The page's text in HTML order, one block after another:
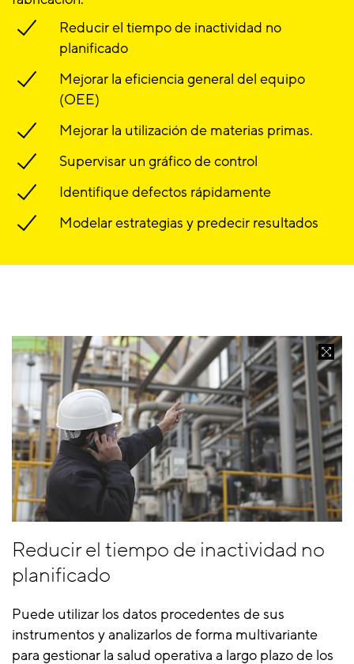
Reducir el tiempo de inactividad no
planificado
Mejorar la eficiencia general del equipo
(OEE)
Mejorar la utilización de materias primas.
Supervisar un gráfico de control
Identifique defectos rápidamente
Modelar estrategias y predecir resultados
Reducir el tiempo de inactividad no
planificado
Puede utilizar los datos procedentes de sus
instrumentos y analizarlos de forma multivariante
para gestionar la salud operativa a largo plazo de los